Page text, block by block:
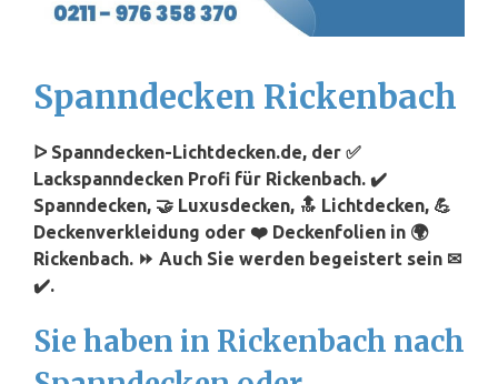
Spanndecken Rickenbach
ᐅ Spanndecken-Lichtdecken.de, der ✅
Lackspanndecken Profi für Rickenbach. ✔️
Spanndecken, 🤝 Luxusdecken, 🔝 Lichtdecken, 💪
Deckenverkleidung oder ❤️ Deckenfolien in 🌍
Rickenbach. ⏩ Auch Sie werden begeistert sein ✉
✔️.
Sie haben in Rickenbach nach